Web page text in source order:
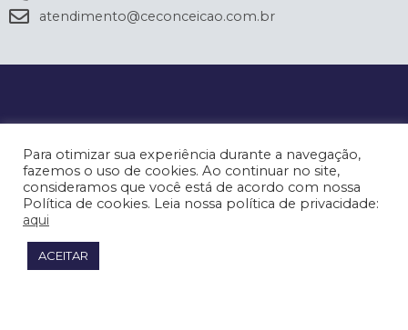
atendimento@ceconceicao.com.br
Para otimizar sua experiência durante a navegação,
fazemos o uso de cookies. Ao continuar no site,
consideramos que você está de acordo com nossa
Política de cookies. Leia nossa política de privacidade:
aqui
ACEITAR